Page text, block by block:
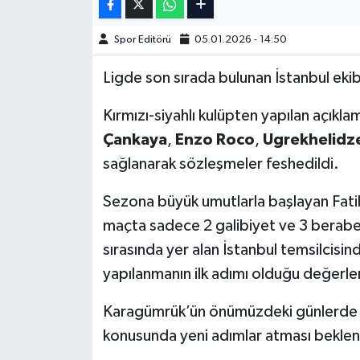
Spor Editörü 05.01.2026 - 14:50
Ligde son sırada bulunan İstanbul
Kırmızı-siyahlı kulüpten yapılan
Çankaya, Enzo Roco,
sağlanarak sözleşmeler feshedildi.
Sezona büyük umutlarla başlayan
maçta sadece 2 galibiyet ve 3
sırasında yer alan İstanbul
yapılanmanın ilk adımı olduğu
Karagümrük’ün önümüzdeki
konusunda yeni adımlar atması
Türkiye Basketbol Ligi
Kadınlar Basketbol Ligi
Diğer Basketbol Ligleri
Formula 1
Atletizm